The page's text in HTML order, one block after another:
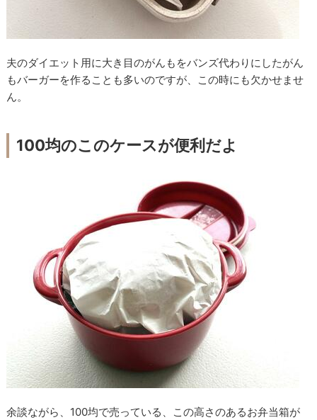
夫のダイエット用に大き目のがんもをバンズ代わりにしたがん
もバーガーを作ることも多いのですが、この時にも欠かせませ
ん。
100均のこのケースが便利だよ
余談ながら、100均で売っている、この高さのあるお弁当箱が